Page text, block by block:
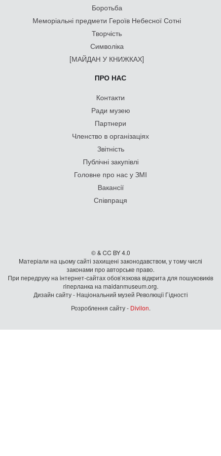
Боротьба
Меморіальні предмети Героїв Небесної Сотні
Творчість
Символіка
[МАЙДАН У КНИЖКАХ]
ПРО НАС
Контакти
Ради музею
Партнери
Членство в організаціях
Звітність
Публічні закупівлі
Головне про нас у ЗМІ
Вакансії
Співпраця
© & CC BY 4.0
Матеріали на цьому сайті захищені законодавством, у тому числі
законами про авторське право.
При передруку на iнтернет-сайтах обов’язкова відкрита для пошуковиків
гiперланка на maidanmuseum.org.
Дизайн сайту - Національний музей Революції Гідності
Розроблення сайту - Divilon.